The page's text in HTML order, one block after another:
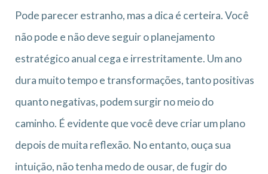
Pode parecer estranho, mas a dica é certeira. Você
não pode e não deve seguir o planejamento
estratégico anual cega e irrestritamente. Um ano
dura muito tempo e transformações, tanto positivas
quanto negativas, podem surgir no meio do
caminho. É evidente que você deve criar um plano
depois de muita reflexão. No entanto, ouça sua
intuição, não tenha medo de ousar, de fugir do